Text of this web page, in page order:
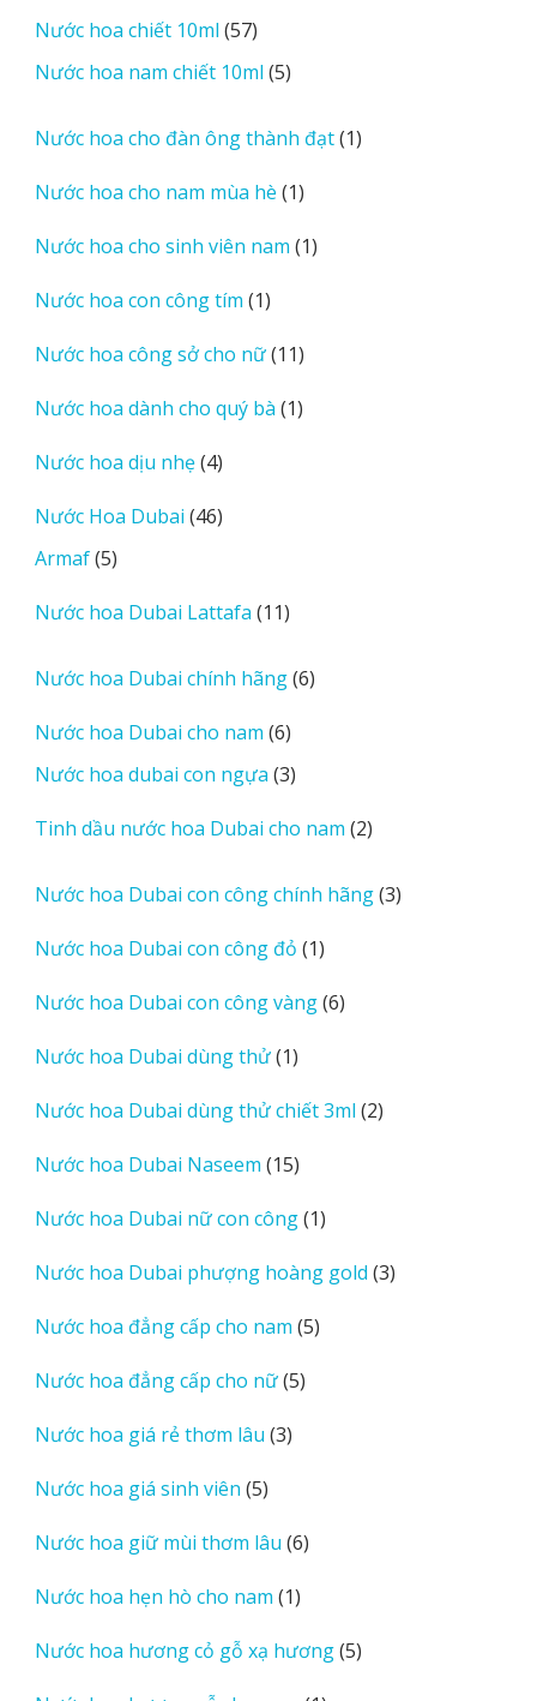
phẩm
Nước hoa chiết 10ml 5757
sản
phẩm
Nước hoa nam chiết 10ml 55
phẩm
Nước hoa cho đàn ông thành đạt 11
Nước hoa cho nam mùa hè 11
phẩm
Nước hoa cho sinh viên nam 11
Nước hoa con công tím 11
phẩm
Nước hoa công sở cho nữ 1111
phẩm
Nước hoa dành cho quý bà 11
Nước hoa dịu nhẹ 44
phẩm
Nước Hoa Dubai 4646
Armaf 55
phẩm
Nước hoa Dubai Lattafa 1111
phẩm
Nước hoa Dubai chính hãng 66
Nước hoa Dubai cho nam 66
sản
phẩm
Nước hoa dubai con ngựa 33
phẩm
Tinh dầu nước hoa Dubai cho nam 22
phẩm
Nước hoa Dubai con công chính hãng 33
Nước hoa Dubai con công đỏ 11
phẩm
Nước hoa Dubai con công vàng 66
Nước hoa Dubai dùng thử 11
phẩm
Nước hoa Dubai dùng thử chiết 3ml 22
Nước hoa Dubai Naseem 1515
phẩm
Nước hoa Dubai nữ con công 11
phẩm
Nước hoa Dubai phượng hoàng gold 33
Nước hoa đẳng cấp cho nam 55
Nước hoa đẳng cấp cho nữ 55
Nước hoa giá rẻ thơm lâu 33
Nước hoa giá sinh viên 55
phẩm
Nước hoa giữ mùi thơm lâu 66
Nước hoa hẹn hò cho nam 11
phẩm
Nước hoa hương cỏ gỗ xạ hương 55